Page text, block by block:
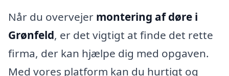
Når du overvejer montering af døre i
Grønfeld, er det vigtigt at finde det rette
firma, der kan hjælpe dig med opgaven.
Med vores platform kan du hurtigt og